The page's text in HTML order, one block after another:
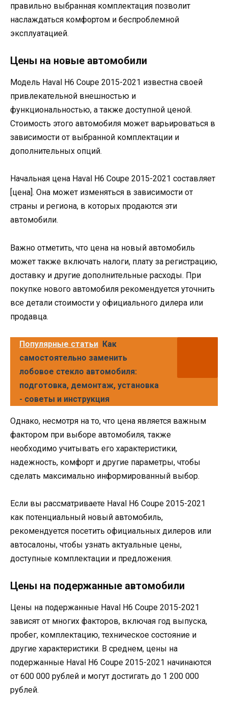
правильно выбранная комплектация позволит
наслаждаться комфортом и беспроблемной
эксплуатацией.
Цены на новые автомобили
Модель Haval H6 Coupe 2015-2021 известна своей
привлекательной внешностью и
функциональностью, а также доступной ценой.
Стоимость этого автомобиля может варьироваться в
зависимости от выбранной комплектации и
дополнительных опций.
Начальная цена Haval H6 Coupe 2015-2021 составляет
[цена]. Она может изменяться в зависимости от
страны и региона, в которых продаются эти
автомобили.
Важно отметить, что цена на новый автомобиль
может также включать налоги, плату за регистрацию,
доставку и другие дополнительные расходы. При
покупке нового автомобиля рекомендуется уточнить
все детали стоимости у официального дилера или
продавца.
Популярные статьи Как
самостоятельно заменить
лобовое стекло автомобиля:
подготовка, демонтаж, установка
- советы и инструкция
Однако, несмотря на то, что цена является важным
фактором при выборе автомобиля, также
необходимо учитывать его характеристики,
надежность, комфорт и другие параметры, чтобы
сделать максимально информированный выбор.
Если вы рассматриваете Haval H6 Coupe 2015-2021
как потенциальный новый автомобиль,
рекомендуется посетить официальных дилеров или
автосалоны, чтобы узнать актуальные цены,
доступные комплектации и предложения.
Цены на подержанные автомобили
Цены на подержанные Haval H6 Coupe 2015-2021
зависят от многих факторов, включая год выпуска,
пробег, комплектацию, техническое состояние и
другие характеристики. В среднем, цены на
подержанные Haval H6 Coupe 2015-2021 начинаются
от 600 000 рублей и могут достигать до 1 200 000
рублей.